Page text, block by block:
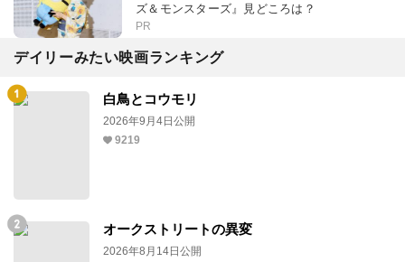
ズ＆モンスターズ』見どころは？
PR
デイリーみたい映画ランキング
白鳥とコウモリ
2026年9月4日公開
9219
オークストリートの異変
2026年8月14日公開